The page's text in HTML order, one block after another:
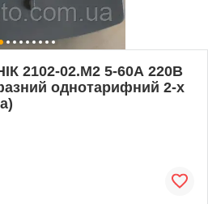
2102-02.М2 5-60А 220В
однотарифний 2-х